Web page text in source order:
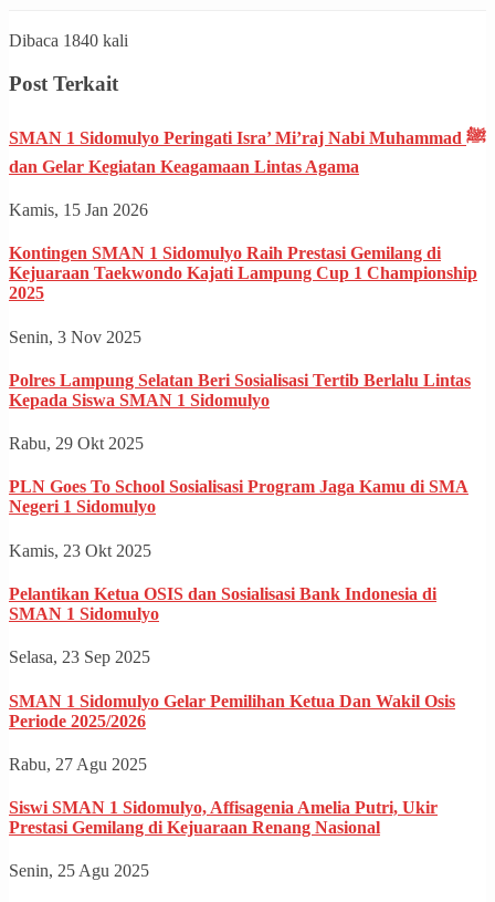
Dibaca 1840 kali
Post Terkait
SMAN 1 Sidomulyo Peringati Isra’ Mi’raj Nabi Muhammad ﷺ
dan Gelar Kegiatan Keagamaan Lintas Agama
Kamis, 15 Jan 2026
Kontingen SMAN 1 Sidomulyo Raih Prestasi Gemilang di
Kejuaraan Taekwondo Kajati Lampung Cup 1 Championship
2025
Senin, 3 Nov 2025
Polres Lampung Selatan Beri Sosialisasi Tertib Berlalu Lintas
Kepada Siswa SMAN 1 Sidomulyo
Rabu, 29 Okt 2025
PLN Goes To School Sosialisasi Program Jaga Kamu di SMA
Negeri 1 Sidomulyo
Kamis, 23 Okt 2025
Pelantikan Ketua OSIS dan Sosialisasi Bank Indonesia di
SMAN 1 Sidomulyo
Selasa, 23 Sep 2025
SMAN 1 Sidomulyo Gelar Pemilihan Ketua Dan Wakil Osis
Periode 2025/2026
Rabu, 27 Agu 2025
Siswi SMAN 1 Sidomulyo, Affisagenia Amelia Putri, Ukir
Prestasi Gemilang di Kejuaraan Renang Nasional
Senin, 25 Agu 2025